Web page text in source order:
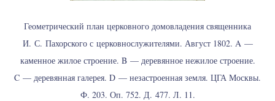
Геометрический план церковного домовладения священника
И. С. Пахорского с церковнослужителями. Август 1802. A —
каменное жилое строение. B — деревянное нежилое строение.
C — деревянная галерея. D — незастроенная земля. ЦГА Москвы.
Ф. 203. Оп. 752. Д. 477. Л. 11.